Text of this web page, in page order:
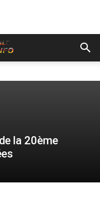
la 20ème